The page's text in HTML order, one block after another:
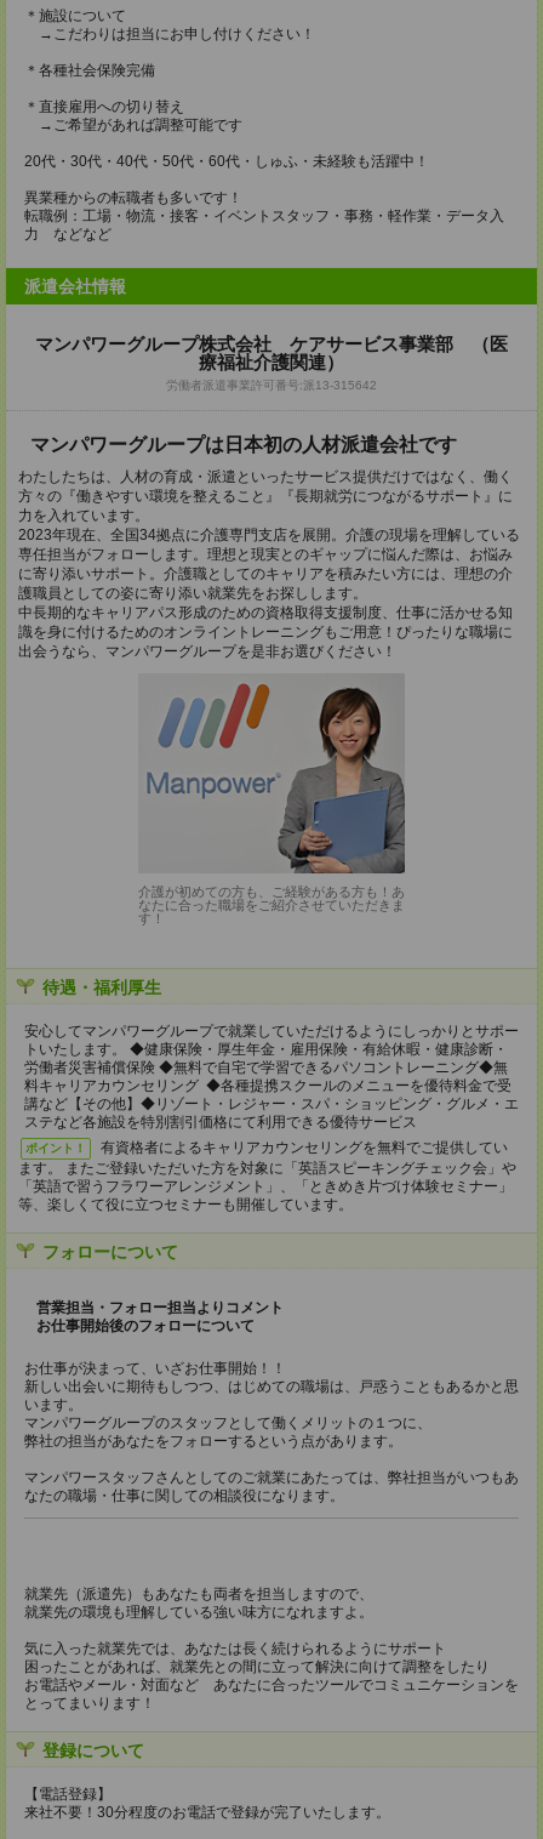
＊施設について
→こだわりは担当にお申し付けください！
＊各種社会保険完備
＊直接雇用への切り替え
→ご希望があれば調整可能です
20代・30代・40代・50代・60代・しゅふ・未経験も活躍中！
異業種からの転職者も多いです！
転職例：工場・物流・接客・イベントスタッフ・事務・軽作業・データ入
力 などなど
派遣会社情報
マンパワーグループ株式会社 ケアサービス事業部 （医
療福祉介護関連）
労働者派遣事業許可番号:派13-315642
マンパワーグループは日本初の人材派遣会社です
わたしたちは、人材の育成・派遣といったサービス提供だけではなく、働く
方々の『働きやすい環境を整えること』『長期就労につながるサポート』に
力を入れています。
2023年現在、全国34拠点に介護専門支店を展開。介護の現場を理解している
専任担当がフォローします。理想と現実とのギャップに悩んだ際は、お悩み
に寄り添いサポート。介護職としてのキャリアを積みたい方には、理想の介
護職員としての姿に寄り添い就業先をお探しします。
中長期的なキャリアパス形成のための資格取得支援制度、仕事に活かせる知
識を身に付けるためのオンライントレーニングもご用意！ぴったりな職場に
出会うなら、マンパワーグループを是非お選びください！
介護が初めての方も、ご経験がある方も！あ
なたに合った職場をご紹介させていただきま
す！
待遇・福利厚生
安心してマンパワーグループで就業していただけるようにしっかりとサポー
トいたします。 ◆健康保険・厚生年金・雇用保険・有給休暇・健康診断・
労働者災害補償保険 ◆無料で自宅で学習できるパソコントレーニング◆無
料キャリアカウンセリング ◆各種提携スクールのメニューを優待料金で受
講など【その他】◆リゾート・レジャー・スパ・ショッピング・グルメ・エ
ステなど各施設を特別割引価格にて利用できる優待サービス
ポイント！
有資格者によるキャリアカウンセリングを無料でご提供してい
ます。 またご登録いただいた方を対象に「英語スピーキングチェック会」や
「英語で習うフラワーアレンジメント」、「ときめき片づけ体験セミナー」
等、楽しくて役に立つセミナーも開催しています。
フォローについて
営業担当・フォロー担当よりコメント
お仕事開始後のフォローについて
お仕事が決まって、いざお仕事開始！！
新しい出会いに期待もしつつ、はじめての職場は、戸惑うこともあるかと思
います。
マンパワーグループのスタッフとして働くメリットの１つに、
弊社の担当があなたをフォローするという点があります。
マンパワースタッフさんとしてのご就業にあたっては、弊社担当がいつもあ
なたの職場・仕事に関しての相談役になります。
就業先（派遣先）もあなたも両者を担当しますので、
就業先の環境も理解している強い味方になれますよ。
気に入った就業先では、あなたは長く続けられるようにサポート
困ったことがあれば、就業先との間に立って解決に向けて調整をしたり
お電話やメール・対面など あなたに合ったツールでコミュニケーションを
とってまいります！
登録について
【電話登録】
来社不要！30分程度のお電話で登録が完了いたします。